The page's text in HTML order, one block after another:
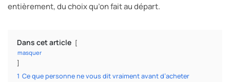
entièrement, du choix qu’on fait au départ.
Dans cet article
masquer
1 Ce que personne ne vous dit vraiment avant d’acheter